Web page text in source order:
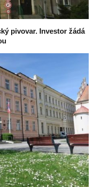
pivovar. Investor žádá